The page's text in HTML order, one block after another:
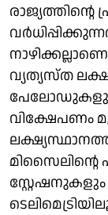
വ്യത്യസ്ത
സ്റ്റേഷനുകളും